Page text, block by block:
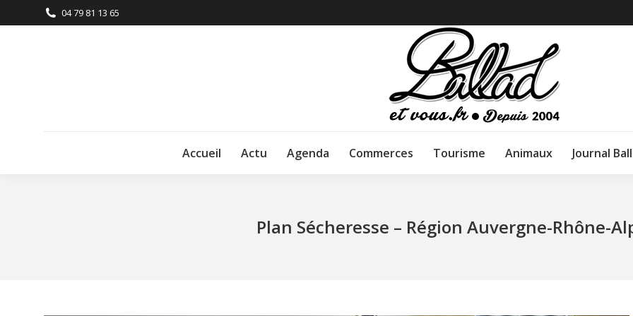
04 79 81 13 65
Accueil Actu Agenda Commerces Tourisme Animaux Journal
Plan Sécheresse – Région Auvergne-Rhône-